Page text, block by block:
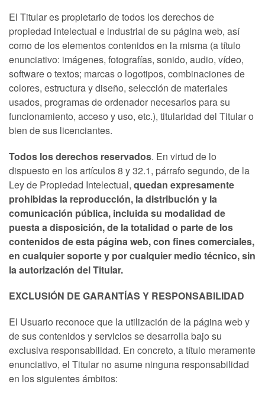
El Titular es propietario de todos los derechos de
propiedad intelectual e industrial de su página web, así
como de los elementos contenidos en la misma (a título
enunciativo: imágenes, fotografías, sonido, audio, vídeo,
software o textos; marcas o logotipos, combinaciones de
colores, estructura y diseño, selección de materiales
usados, programas de ordenador necesarios para su
funcionamiento, acceso y uso, etc.), titularidad del Titular o
bien de sus licenciantes.
Todos los derechos reservados. En virtud de lo
dispuesto en los artículos 8 y 32.1, párrafo segundo, de la
Ley de Propiedad Intelectual, quedan expresamente
prohibidas la reproducción, la distribución y la
comunicación pública, incluida su modalidad de
puesta a disposición, de la totalidad o parte de los
contenidos de esta página web, con fines comerciales,
en cualquier soporte y por cualquier medio técnico, sin
la autorización del Titular.
EXCLUSIÓN DE GARANTÍAS Y RESPONSABILIDAD
El Usuario reconoce que la utilización de la página web y
de sus contenidos y servicios se desarrolla bajo su
exclusiva responsabilidad. En concreto, a título meramente
enunciativo, el Titular no asume ninguna responsabilidad
en los siguientes ámbitos: